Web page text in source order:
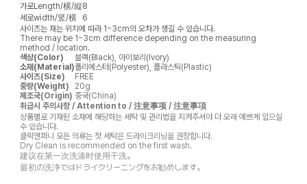
가로Length/横/縦8
세로width/竖/横
6
사이즈는 재는 위치에 따라 1~3cm의 오차가 생길 수 있습니다.
There may be 1~3cm difference depending on the measuring
method / location.
색상(Color)
블랙(Black), 아이보리(Ivory)
소재(Material)폴리에스터(Polyester), 플라스틱(Plastic)
사이즈(Size)
FREE
중량(Weight)
20g
제조국(Origin) 중국(China)
취급시 주의사항 / Attention to / 注意事项 / 注意事項
상품별로 기재된 소재에 해당하는 세탁 및 관리법을 지켜주셔야 더 오래 예쁘게 입으실
수 있습니다.
클릭앤퍼니 모든 의류는 첫 세탁은 드라이크리닝을 권장합니다.
Dry Clean is recommended on the first wash.
建议在第一次洗涤时使用干洗。
最初の洗浄ではドライクリーニングをお勧めします。